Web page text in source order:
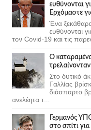
ευθύνονται
Ερχόμαστε
Ένα
ευθύνονται
τον Covid-19 και τις
Ο
Στο δυτικό
Γαλλίας
διάσπαρτο
ανελέητα τ...
Γερμανός
στο σπίτι